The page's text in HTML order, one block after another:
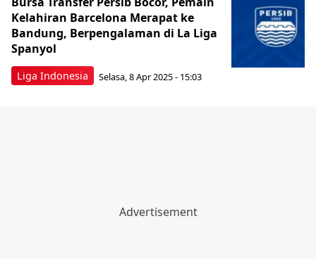
Liga Indonesia
Kelahiran Barcelona Merapat ke
Bandung, Berpengalaman di La Liga
Spanyol
Selasa, 8 Apr 2025 - 15:03